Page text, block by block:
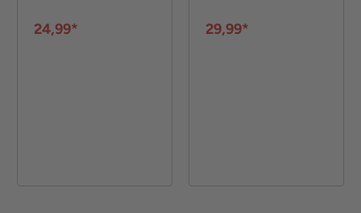
24,99* 29,99*